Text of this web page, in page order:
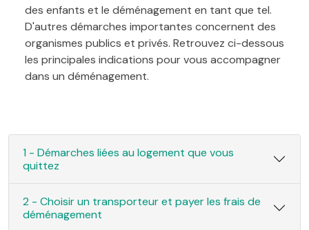
des enfants et le déménagement en tant que tel.
D'autres démarches importantes concernent des
organismes publics et privés. Retrouvez ci-dessous
les principales indications pour vous accompagner
dans un déménagement.
1 - Démarches liées au logement que vous
quittez
2 - Choisir un transporteur et payer les frais de
déménagement